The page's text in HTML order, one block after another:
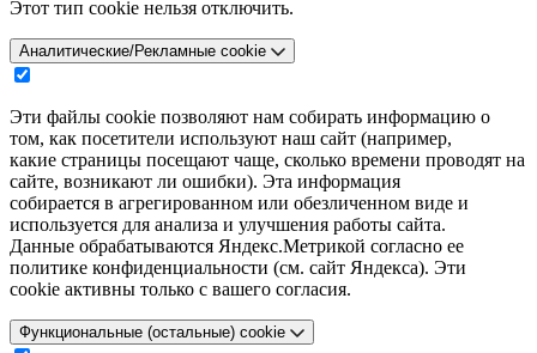
Этот тип cookie нельзя отключить.
Аналитические/Рекламные cookie
Эти файлы cookie позволяют нам собирать информацию о
том, как посетители используют наш сайт (например,
какие страницы посещают чаще, сколько времени проводят на
сайте, возникают ли ошибки). Эта информация
собирается в агрегированном или обезличенном виде и
используется для анализа и улучшения работы сайта.
Данные обрабатываются Яндекс.Метрикой согласно ее
политике конфиденциальности (см. сайт Яндекса). Эти
cookie активны только с вашего согласия.
Функциональные (остальные) cookie